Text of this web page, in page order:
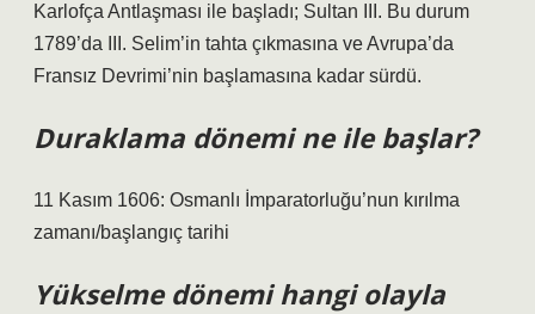
Karlofça Antlaşması ile başladı; Sultan III. Bu durum
1789’da III. Selim’in tahta çıkmasına ve Avrupa’da
Fransız Devrimi’nin başlamasına kadar sürdü.
Duraklama dönemi ne ile başlar?
11 Kasım 1606: Osmanlı İmparatorluğu’nun kırılma
zamanı/başlangıç ​​tarihi
Yükselme dönemi hangi olayla